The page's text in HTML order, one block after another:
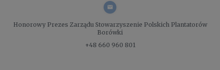
Honorowy Prezes Zarządu Stowarzyszenie Polskich Plantatorów
Borówki
+48 660 960 801